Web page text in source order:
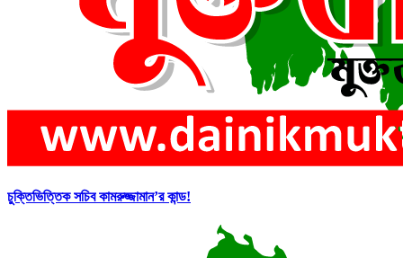
চুক্তিভিত্তিক সচিব কামরুজ্জামান’র কান্ড!